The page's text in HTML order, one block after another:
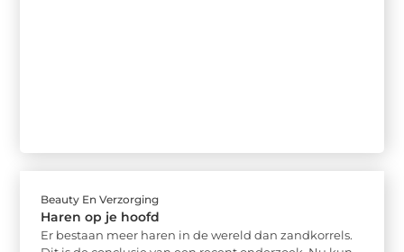
Beauty En Verzorging
Haren op je hoofd
Er bestaan meer haren in de wereld dan zandkorrels.